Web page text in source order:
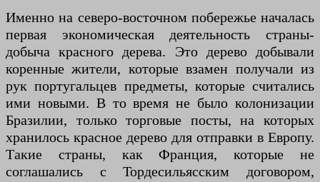
Именно на северо-восточном побережье началась
первая экономическая деятельность страны-
добыча красного дерева. Это дерево добывали
коренные жители, которые взамен получали из
рук португальцев предметы, которые считались
ими новыми. В то время не было колонизации
Бразилии, только торговые посты, на которых
хранилось красное дерево для отправки в Европу.
Такие страны, как Франция, которые не
соглашались с Тордесильясским договором,